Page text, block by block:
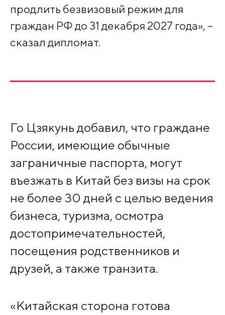
продлить безвизовый режим для
граждан РФ до 31 декабря 2027 года», –
сказал дипломат.
Го Цзякунь добавил, что граждане
России, имеющие обычные
заграничные паспорта, могут
въезжать в Китай без визы на срок
не более 30 дней с целью ведения
бизнеса, туризма, осмотра
достопримечательностей,
посещения родственников и
друзей, а также транзита.
«Китайская сторона готова